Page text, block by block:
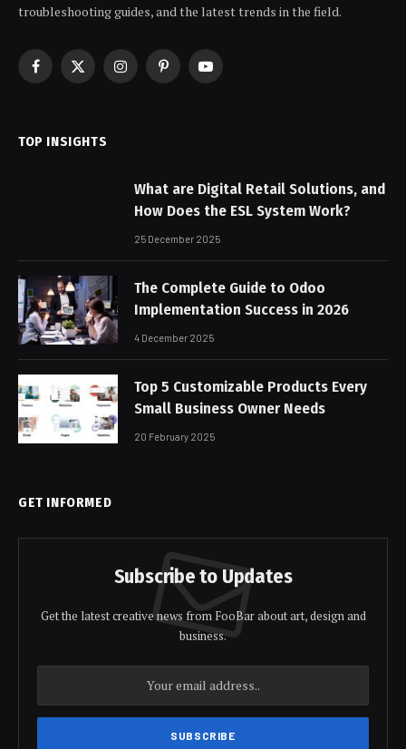
troubleshooting guides, and the latest trends in the field.
Facebook
X
InstagramPinterestYouTube
TOP INSIGHTS
What are Digital Retail Solutions, and
How Does the ESL System Work?
25 December 2025
The Complete Guide to Odoo
Implementation Success in 2026
4 December 2025
Top 5 Customizable Products Every
Small Business Owner Needs
20 February 2025
GET INFORMED
Subscribe to Updates
Get the latest creative news from FooBar about art, design and
business.